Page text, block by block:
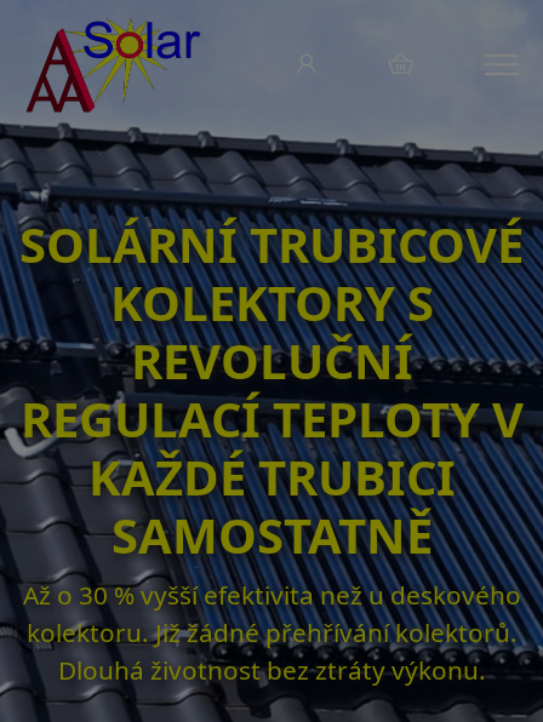
Menu
SOLÁRNÍ TRUBICOVÉ
KOLEKTORY S
REVOLUČNÍ
REGULACÍ TEPLOTY V
KAŽDÉ TRUBICI
SAMOSTATNĚ
Až o 30 % vyšší efektivita než u deskového
kolektoru. Již žádné přehřívání kolektorů.
Dlouhá životnost bez ztráty výkonu.